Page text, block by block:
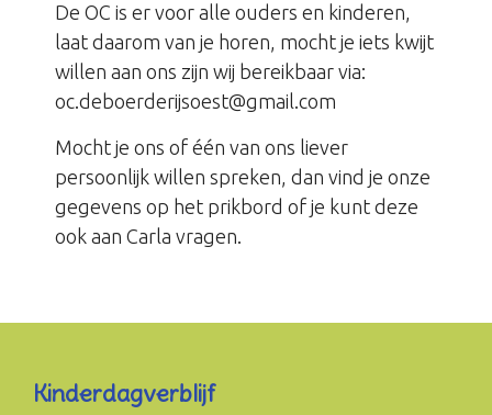
De OC is er voor alle ouders en kinderen,
laat daarom van je horen, mocht je iets kwijt
willen aan ons zijn wij bereikbaar via:
oc.deboerderijsoest@gmail.com
Mocht je ons of één van ons liever
persoonlijk willen spreken, dan vind je onze
gegevens op het prikbord of je kunt deze
ook aan Carla vragen.
Kinderdagverblijf